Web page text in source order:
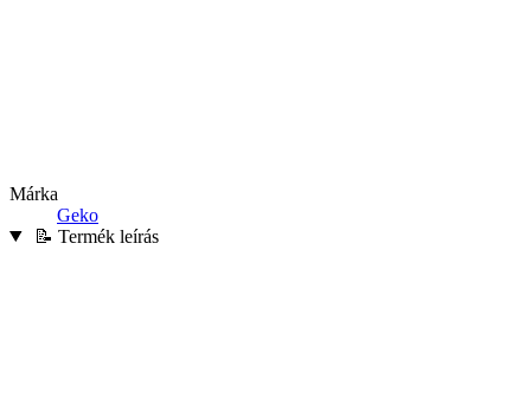
Márka
Geko
📝 Termék leírás